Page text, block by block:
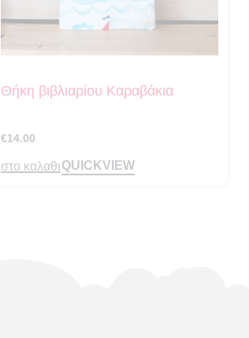
Θήκη βιβλιαρίου Καραβάκια
€14.00
στο καλαθιQUICKVIEW